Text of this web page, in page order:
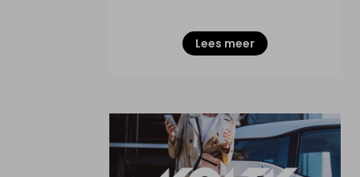
Registreer als particulier
Verkoop elektrisch voertuig
Lees meer